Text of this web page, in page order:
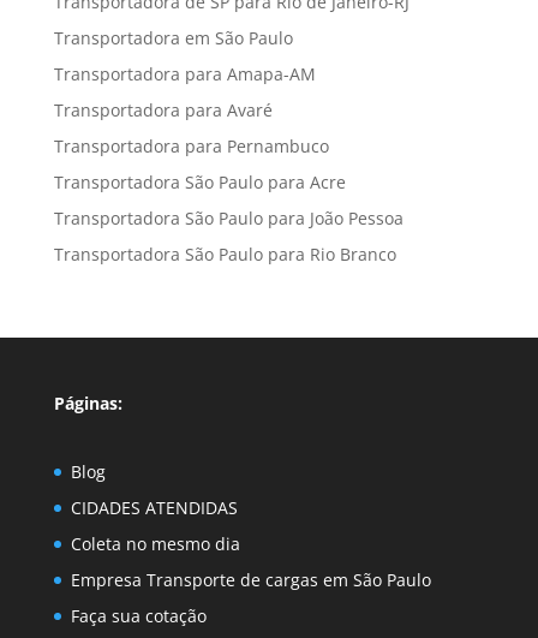
Transportadora em São Paulo
Transportadora para Amapa-AM
Transportadora para Avaré
Transportadora para Pernambuco
Transportadora São Paulo para Acre
Transportadora São Paulo para João Pessoa
Transportadora São Paulo para Rio Branco
Páginas:
Blog
CIDADES ATENDIDAS
Coleta no mesmo dia
Empresa Transporte de cargas em São Paulo
Faça sua cotação